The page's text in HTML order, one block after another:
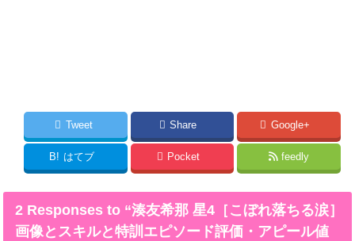
Tweet Share Google+
B! はてブ Pocket feedly
2 Responses to “湊友希那 星4［こぼれ落ちる涙］
画像とスキルと特訓エピソード評価・アピール値